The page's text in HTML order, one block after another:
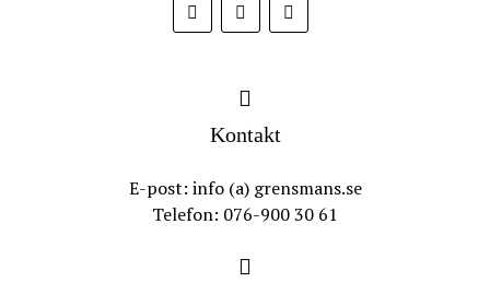
Kontakt
E-post: info (a) grensmans.se
Telefon: 076-900 30 61